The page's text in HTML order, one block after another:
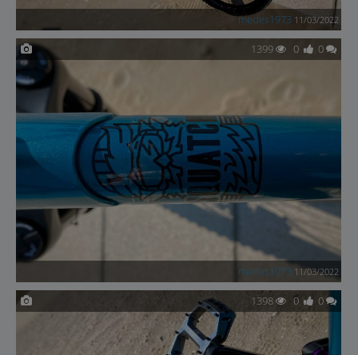
medes1973 11/03/2022
1399 0 0
medes1973 11/03/2022
1398 0 0